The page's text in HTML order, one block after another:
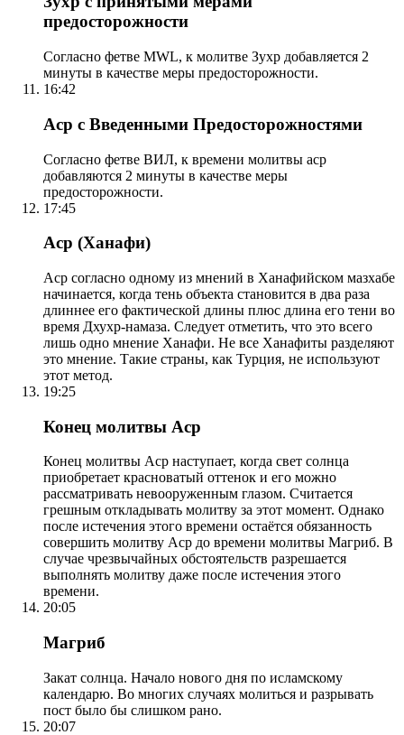
предосторожности
Согласно фетве MWL, к молитве Зухр добавляется 2
минуты в качестве меры предосторожности.
16:42
Аср с Введенными Предосторожностями
Согласно фетве ВИЛ, к времени молитвы аср
добавляются 2 минуты в качестве меры
предосторожности.
17:45
Аср (Ханафи)
Аср согласно одному из мнений в Ханафийском мазхабе
начинается, когда тень объекта становится в два раза
длиннее его фактической длины плюс длина его тени во
время Дхухр-намаза. Следует отметить, что это всего
лишь одно мнение Ханафи. Не все Ханафиты разделяют
это мнение. Такие страны, как Турция, не используют
этот метод.
19:25
Конец молитвы Аср
Конец молитвы Аср наступает, когда свет солнца
приобретает красноватый оттенок и его можно
рассматривать невооруженным глазом. Считается
грешным откладывать молитву за этот момент. Однако
после истечения этого времени остаётся обязанность
совершить молитву Аср до времени молитвы Магриб. В
случае чрезвычайных обстоятельств разрешается
выполнять молитву даже после истечения этого
времени.
20:05
Магриб
Закат солнца. Начало нового дня по исламскому
календарю. Во многих случаях молиться и разрывать
пост было бы слишком рано.
20:07